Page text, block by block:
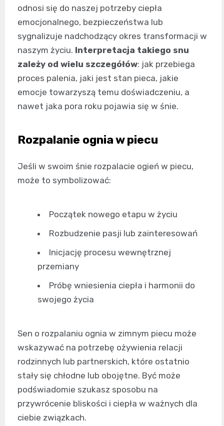
odnosi się do naszej potrzeby ciepła
emocjonalnego, bezpieczeństwa lub
sygnalizuje nadchodzący okres transformacji w
naszym życiu. Interpretacja takiego snu
zależy od wielu szczegółów: jak przebiega
proces palenia, jaki jest stan pieca, jakie
emocje towarzyszą temu doświadczeniu, a
nawet jaka pora roku pojawia się w śnie.
Rozpalanie ognia w piecu
Jeśli w swoim śnie rozpalacie ogień w piecu,
może to symbolizować:
Początek nowego etapu w życiu
Rozbudzenie pasji lub zainteresowań
Inicjację procesu wewnętrznej
przemiany
Próbę wniesienia ciepła i harmonii do
swojego życia
Sen o rozpalaniu ognia w zimnym piecu może
wskazywać na potrzebę ożywienia relacji
rodzinnych lub partnerskich, które ostatnio
stały się chłodne lub obojętne. Być może
podświadomie szukasz sposobu na
przywrócenie bliskości i ciepła w ważnych dla
ciebie związkach.